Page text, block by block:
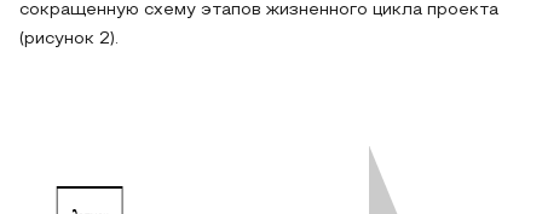
сокращенную схему этапов жизненного цикла проекта
(рисунок 2).